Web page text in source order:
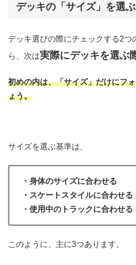
デッキの「サイズ」を選
デッキ選びの際にチェックする2つ
ら、次は実際にデッキを選ぶ
初めの内は、「サイズ」だけにフ
ょう。
サイズを選ぶ基準は、
・身体のサイズに合わせる
・スケートスタイルに合わせる
・使用中のトラックに合わせる
このように、主に3つあります。